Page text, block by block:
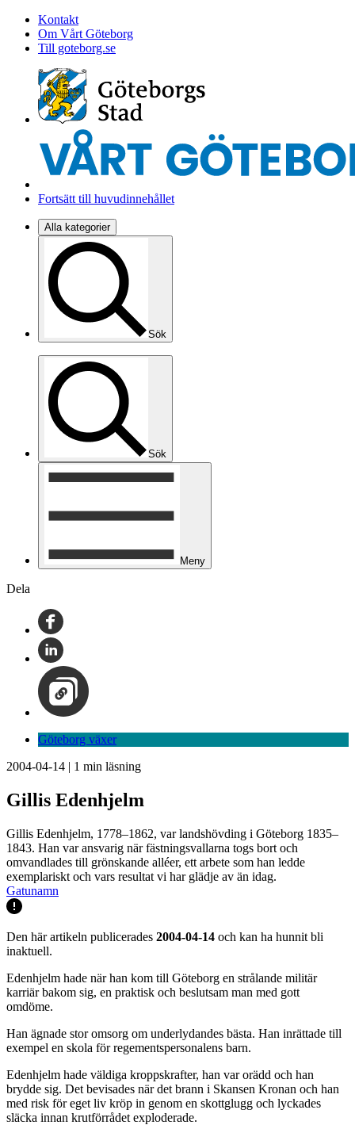
Kontakt
Om Vårt Göteborg
Till goteborg.se
Fortsätt till huvudinnehållet
Alla kategorier
Sök
Sök
Meny
Dela
Göteborg växer
2004-04-14 | 1 min läsning
Gillis Edenhjelm
Gillis Edenhjelm, 1778–1862, var landshövding i Göteborg 1835–
1843. Han var ansvarig när fästningsvallarna togs bort och
omvandlades till grönskande alléer, ett arbete som han ledde
exemplariskt och vars resultat vi har glädje av än idag.
Gatunamn
Den här artikeln publicerades 2004-04-14 och kan ha hunnit bli
inaktuell.
Edenhjelm hade när han kom till Göteborg en strålande militär
karriär bakom sig, en praktisk och beslutsam man med gott
omdöme.
Han ägnade stor omsorg om underlydandes bästa. Han inrättade till
exempel en skola för regementspersonalens barn.
Edenhjelm hade väldiga kroppskrafter, han var orädd och han
brydde sig. Det bevisades när det brann i Skansen Kronan och han
med risk för eget liv kröp in genom en skottglugg och lyckades
släcka innan krutförrådet exploderade.